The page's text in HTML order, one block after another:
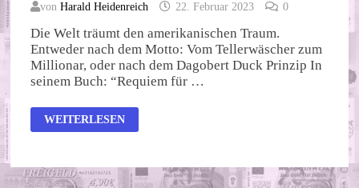
vonHarald Heidenreich 22. Februar 2023 0
Die Welt träumt den amerikanischen Traum.
Entweder nach dem Motto: Vom Tellerwäscher zum
Millionar, oder nach dem Dagobert Duck Prinzip In
seinem Buch: “Requiem für …
THE
AMERICAN
WEITERLESEN